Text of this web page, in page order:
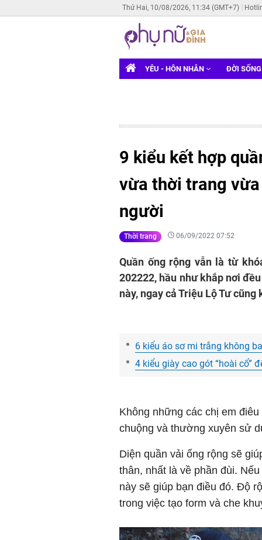
Thứ Hai, 10/08/2026, 11:34 (GMT+7)
YÊU - HÔN NHÂN ĐỜI
9 kiểu kết hợp
vừa thời trang
người
Thời trang 06/09/2022 07:52
Quần ống rộng vẫn là từ
202222, hầu như khắp nơi
này, ngay cả Triệu Lộ Tư cũng
6 kiểu áo sơ mi trắng không
4 kiểu giày cao gót “hoài cổ”
Không những các chị em
chuộng và thường xuyên sử
Diện quần vải ống rộng sẽ
thân, nhất là về phần đùi.
này sẽ giúp bạn điều đó. Độ
trong việc tạo form và che